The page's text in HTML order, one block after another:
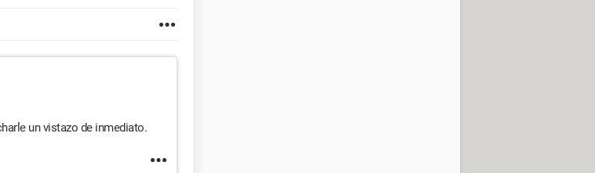
un vistazo de inmediato.